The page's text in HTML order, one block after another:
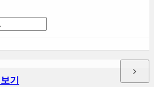
검
기